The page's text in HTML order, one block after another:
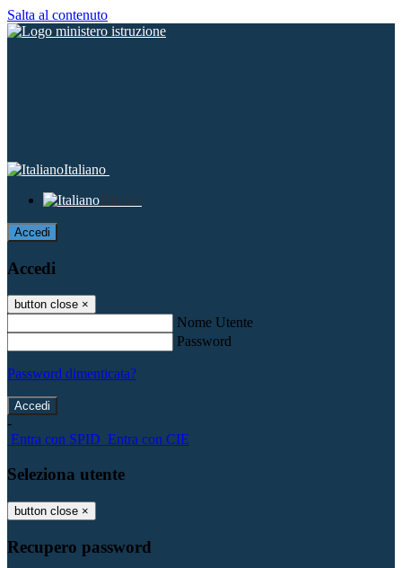
Salta al contenuto
Italiano
Italiano
Accedi
Accedi
button close ×
Nome Utente
Password
Password dimenticata?
-
Entra con SPID Entra con CIE
Seleziona utente
button close ×
Recupero password